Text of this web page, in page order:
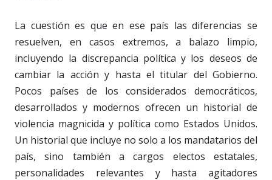
La cuestión es que en ese país las diferencias se
resuelven, en casos extremos, a balazo limpio,
incluyendo la discrepancia política y los deseos de
cambiar la acción y hasta el titular del Gobierno.
Pocos países de los considerados democráticos,
desarrollados y modernos ofrecen un historial de
violencia magnicida y política como Estados Unidos.
Un historial que incluye no solo a los mandatarios del
país, sino también a cargos electos estatales,
personalidades relevantes y hasta agitadores